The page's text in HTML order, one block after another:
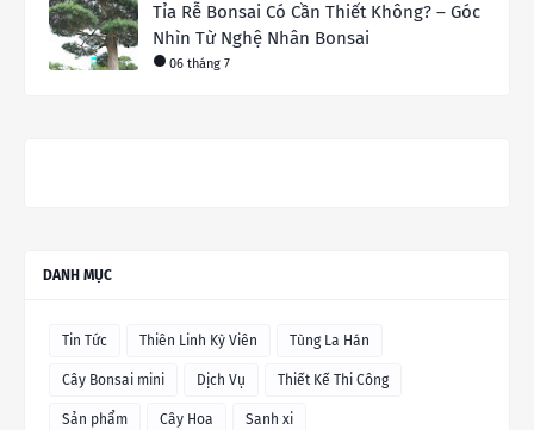
Tỉa Rễ Bonsai Có Cần Thiết Không? – Góc
Nhìn Từ Nghệ Nhân Bonsai
06 tháng 7
DANH MỤC
Tin Tức Thiên Linh Kỳ Viên Tùng La Hán
Cây Bonsai mini Dịch Vụ Thiết Kế Thi Công
Sản phẩm Cây Hoa Sanh xi